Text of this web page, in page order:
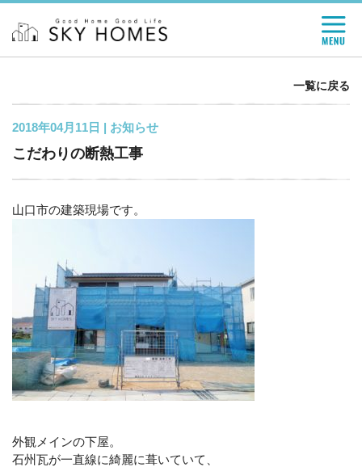
一覧に戻る
2018年04月11日 | お知らせ
こだわりの断熱工事
山口市の建築現場です。
外観メインの下屋。
石州瓦が一直線に綺麗に葺いていて、